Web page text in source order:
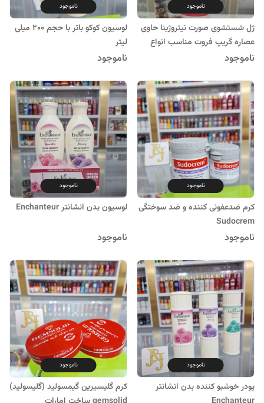
ناموجود
ژل شستشوی صورت نیتروژینا حاوی
عصاره گریپ فروت مناسب انواع
پوست 200 میل
ناموجود
ناموجود
لوسیون کوکو باتر با حجم 200 میلی
لیتر
ناموجود
ناموجود
کرم ضدعفونی کننده و ضد سوختگی
Sudocrem
ناموجود
ناموجود
لوسیون بدن انشانتر Enchanteur
ناموجود
ناموجود
پودر خوشبو کننده بدن انشانتر
ناموجود
کرم گلیسیرین گیمسولید (گلیسولید)